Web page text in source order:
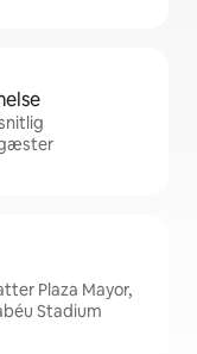
gæster
Plaza Mayor,
Stadium